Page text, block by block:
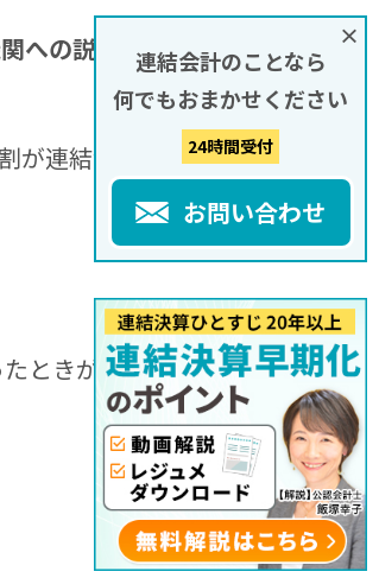
への説明
連結決
ときが主
×
連結会計のことなら
何でもおまかせください
24時間受付
お問い合わせ